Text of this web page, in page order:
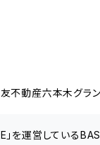
不動産六本木グラ
」を運営している